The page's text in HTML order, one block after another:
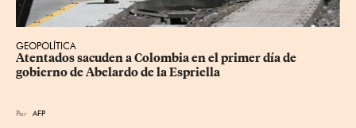
GEOPOLÍTICA
Atentados sacuden a Colombia en el primer día de
gobierno de Abelardo de la Espriella
Por AFP